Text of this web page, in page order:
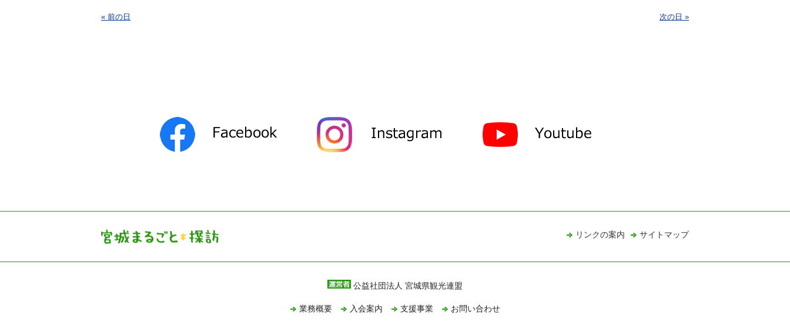
« 前の日 次の日 »
リンクの案内 サイトマップ
公益社団法人 宮城県観光連盟
業務概要 入会案内 支援事業 お問い合わせ